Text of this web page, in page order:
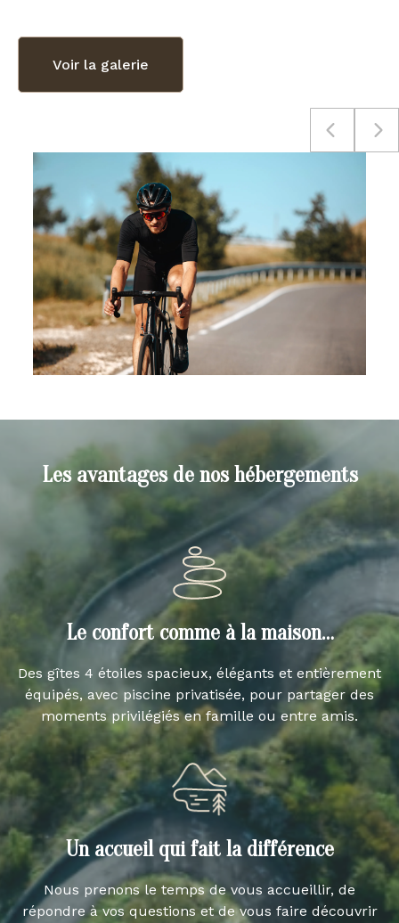
Voir la galerie
Les avantages de nos hébergements
Le confort comme à la maison…
Des gîtes 4 étoiles spacieux, élégants et entièrement
équipés, avec piscine privatisée, pour partager des
moments privilégiés en famille ou entre amis.
Un accueil qui fait la différence
Nous prenons le temps de vous accueillir, de
répondre à vos questions et de vous faire découvrir